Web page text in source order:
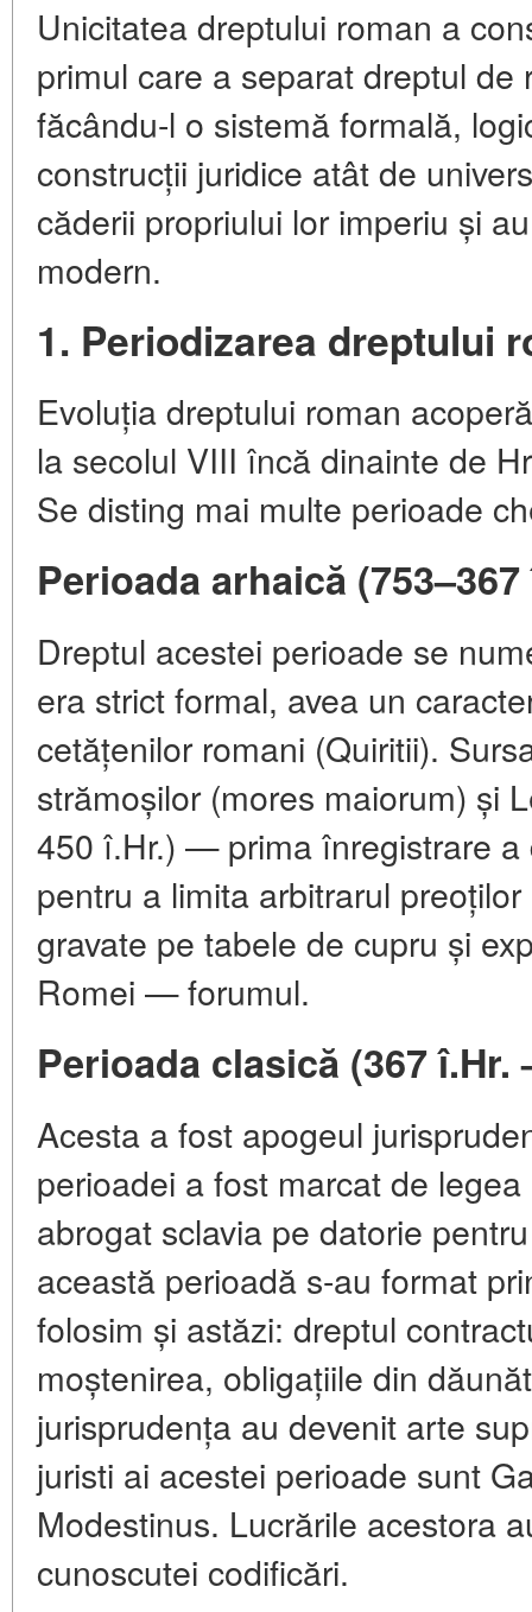
Unicitatea dreptului roman a
primul care a separat dreptul de
făcându-l o sistemă formală,
construcții juridice atât de
căderii propriului lor imperiu și
modern.
1. Periodizarea dreptului
Evoluția dreptului roman
la secolul VIII încă dinainte de
Se disting mai multe perioade
Perioada arhaică (753–367
Dreptul acestei perioade se
era strict formal, avea un
cetățenilor romani (Quiritii).
strămoșilor (mores maiorum) și
450 î.Hr.) — prima înregistrare a
pentru a limita arbitrarul
gravate pe tabele de cupru și
Romei — forumul.
Perioada clasică (367 î.Hr.
Acesta a fost apogeul
perioadei a fost marcat de
abrogat sclavia pe datorie
această perioadă s-au format
folosim și astăzi: dreptul
moștenirea, obligațiile din
jurisprudența au devenit arte
juristi ai acestei perioade sunt
Modestinus. Lucrările acestora
cunoscutei codificări.